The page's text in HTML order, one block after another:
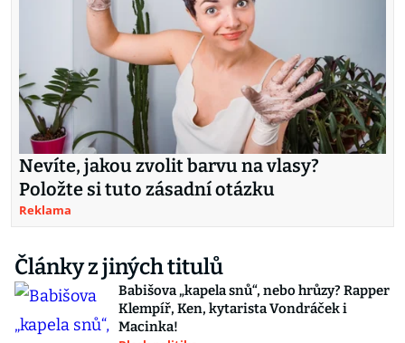
Nevíte, jakou zvolit barvu na vlasy?
Položte si tuto zásadní otázku
Reklama
Články z jiných titulů
Babišova „kapela snů“, nebo hrůzy? Rapper
Klempíř, Ken, kytarista Vondráček i
Macinka!